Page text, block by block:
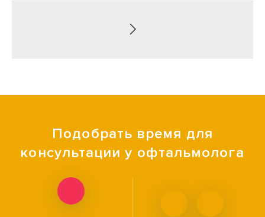
Подобрать время для
консультации у офтальмолога